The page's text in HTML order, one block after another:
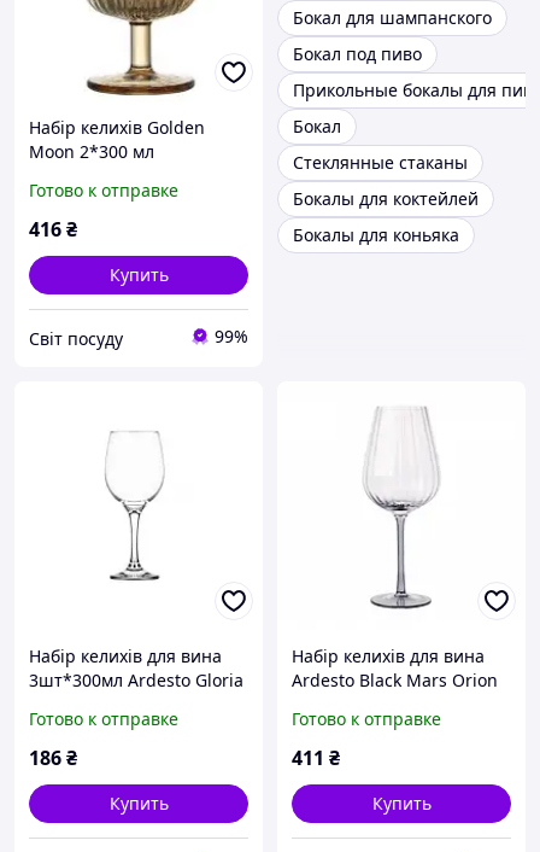
Набір келихів Golden
Moon 2*300 мл
Готово к отправке
416₴
Купить
Світ посуду 99%
Бокал для шампанского
Бокал под пиво
Прикольные бокалы для
Бокал
Стеклянные стаканы
Бокалы для коктейлей
Бокалы для коньяка
Набір келихів для вина
3шт*300мл Ardesto Gloria
Готово к отправке
186₴
Купить
Набір келихів для вина
Ardesto Black Mars Orion
Готово к отправке
411 ₴
Купить